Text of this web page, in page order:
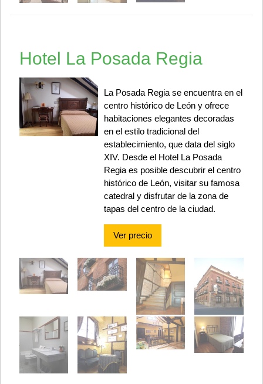
Hotel La Posada Regia
La Posada Regia se encuentra en el
centro histórico de León y ofrece
habitaciones elegantes decoradas
en el estilo tradicional del
establecimiento, que data del siglo
XIV. Desde el Hotel La Posada
Regia es posible descubrir el centro
histórico de León, visitar su famosa
catedral y disfrutar de la zona de
tapas del centro de la ciudad.
Ver precio